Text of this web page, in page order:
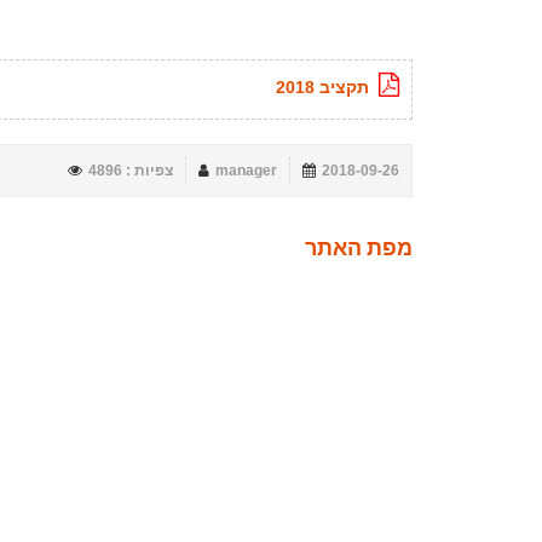
תקציב 2018
2018-09-26
manager צפיות : 4896
מפת האתר